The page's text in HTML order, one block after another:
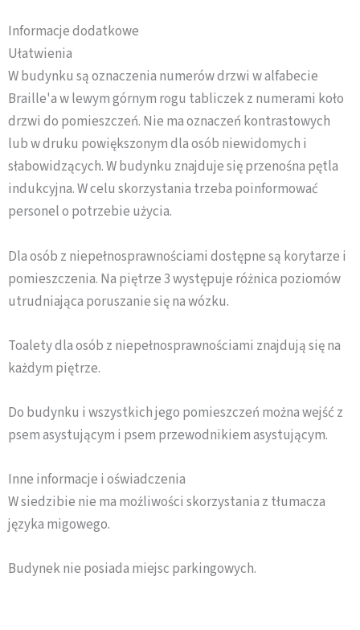
Informacje dodatkowe
Ułatwienia
W budynku są oznaczenia numerów drzwi w alfabecie
Braille'a w lewym górnym rogu tabliczek z numerami koło
drzwi do pomieszczeń. Nie ma oznaczeń kontrastowych
lub w druku powiększonym dla osób niewidomych i
słabowidzących. W budynku znajduje się przenośna pętla
indukcyjna. W celu skorzystania trzeba poinformować
personel o potrzebie użycia.
Dla osób z niepełnosprawnościami dostępne są korytarze i
pomieszczenia. Na piętrze 3 występuje różnica poziomów
utrudniająca poruszanie się na wózku.
Toalety dla osób z niepełnosprawnościami znajdują się na
każdym piętrze.
Do budynku i wszystkich jego pomieszczeń można wejść z
psem asystującym i psem przewodnikiem asystującym.
Inne informacje i oświadczenia
W siedzibie nie ma możliwości skorzystania z tłumacza
języka migowego.
Budynek nie posiada miejsc parkingowych.